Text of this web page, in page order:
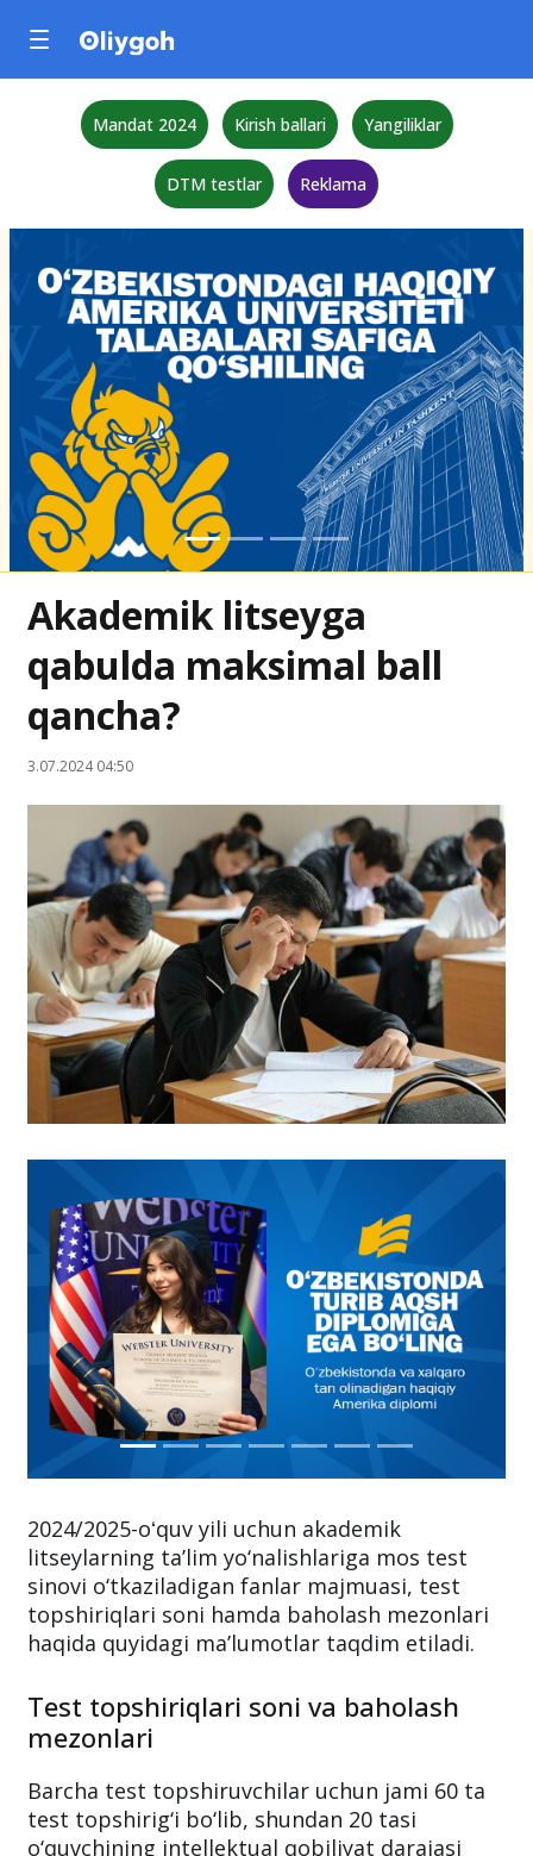
Mandat 2024 Kirish ballari Yangiliklar
DTM testlar Reklama
Akademik litseyga
qabulda maksimal ball
qancha?
3.07.2024 04:50
2024/2025-oʻquv yili uchun akademik
litseylarning ta’lim yo‘nalishlariga mos test
sinovi o‘tkaziladigan fanlar majmuasi, test
topshiriqlari soni hamda baholash mezonlari
haqida quyidagi ma’lumotlar taqdim etiladi.
Test topshiriqlari soni va baholash
mezonlari
Barcha test topshiruvchilar uchun jami 60 ta
test topshirig‘i bo‘lib, shundan 20 tasi
o‘quvchining intellektual qobiliyat darajasi